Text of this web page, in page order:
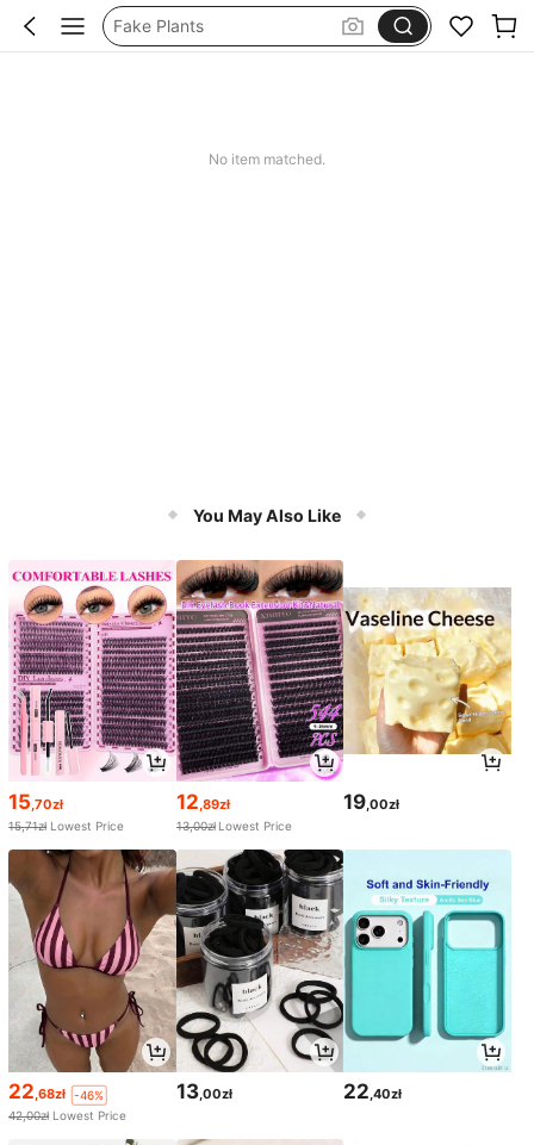
Fake Plants
No item matched.
You May Also Like
15 ,70zł
15,71zł Lowest Price
12 ,89zł
13,00zł Lowest Price
19 ,00zł
22,68zł
-46%
42,00zł Lowest Price
13,00zł 22,40zł